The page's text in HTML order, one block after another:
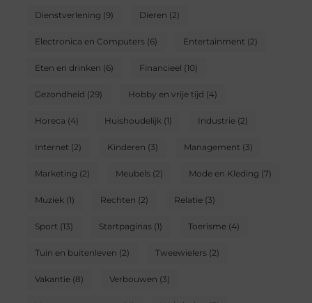
Dienstverlening (9) Dieren (2)
Electronica en Computers (6) Entertainment (2)
Eten en drinken (6) Financieel (10)
Gezondheid (29) Hobby en vrije tijd (4)
Horeca (4) Huishoudelijk (1) Industrie (2)
Internet (2) Kinderen (3) Management (3)
Marketing (2) Meubels (2) Mode en Kleding (7)
Muziek (1) Rechten (2) Relatie (3)
Sport (13) Startpaginas (1) Toerisme (4)
Tuin en buitenleven (2) Tweewielers (2)
Vakantie (8) Verbouwen (3)